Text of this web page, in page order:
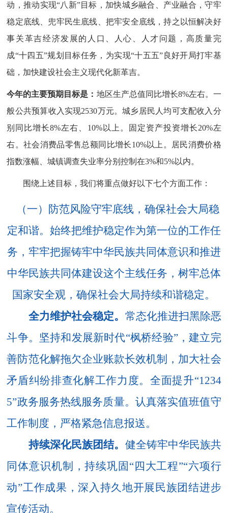
动，推动实现“八新”目标， 加快城乡融合、产业融合，守牢
稳定底线、兜牢民生底线、把牢安全底线，持之以恒解决好
事关革吉经济发展的人口、人心、人才问题，高质量完
成“十四五”规划目标任务，为实现“十五五”良好开局打牢基
础，加快建设社会主义现代化新革吉。
今年的主要预期目标是 ： 地区生产总值同比增长8%左右。一
般公共预算收入 实现2530万元。城乡居民人均可支配收入分
别同比增长8%左右、 10%以上 。 固定资产投资增长20%左
右。社会消费品零售总额同比增长10%以上 。居民消费价格
指数涨幅 、城镇调查失业率分别控制在3%和5%以内。
围绕上述目标，我们将重点做好以下七个方面工作：
（一）防范风险守牢底线，确保社会大局稳
定和谐。 始终把维护稳定作为第一位的工作任
务， 牢牢把握铸牢中华民族共同体意识和推进
中华民族共同体建设这个主线任务， 树牢总体
国家安全观，确保社会大局持续和谐稳定。
全力维护社会稳定。 常态化推进扫黑除恶
斗争。坚持和发展新时代“枫桥经验”，建立完
善防范化解拖欠企业账款长效机制，加大社会
矛盾纠纷排查化解工作力度。全面提升“1234
5”政务服务热线服务质量。认真落实值班值守
工作制度，严格紧急信息报送。
持续深化民族团结。 健全铸牢中华民族共
同体意识机制 ，持续巩固 “四大工程”“六项行
动”工作成果 ，深入持久地开展民族团结进步
宣传活动。